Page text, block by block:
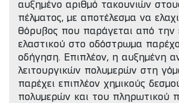
αυξημένο αριθμό τακουνιών
πέλματος, με αποτέλεσμα να
θόρυβος που παράγεται από την
ελαστικού στο οδόστρωμα
οδήγηση. Επιπλέον, η αυξημένη
λειτουργικών πολυμερών στη
παρέχει επιπλέον χημικούς
πολυμερών και του πληρωτικού